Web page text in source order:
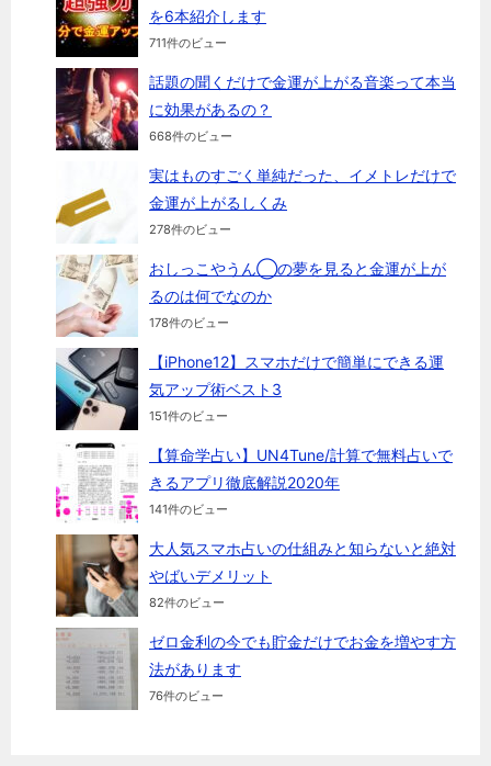
を6本紹介します
711件のビュー
話題の聞くだけで金運が上がる音楽って本当
に効果があるの？
668件のビュー
実はものすごく単純だった、イメトレだけで
金運が上がるしくみ
278件のビュー
おしっこやうん◯の夢を見ると金運が上が
るのは何でなのか
178件のビュー
【iPhone12】スマホだけで簡単にできる運
気アップ術ベスト3
151件のビュー
【算命学占い】UN4Tune/計算で無料占いで
きるアプリ徹底解説2020年
141件のビュー
大人気スマホ占いの仕組みと知らないと絶対
やばいデメリット
82件のビュー
ゼロ金利の今でも貯金だけでお金を増やす方
法があります
76件のビュー